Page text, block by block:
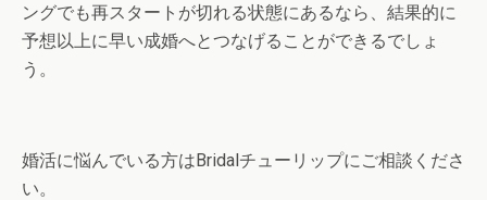
ングでも再スタートが切れる状態にあるなら、結果的に
予想以上に早い成婚へとつなげることができるでしょ
う。
婚活に悩んでいる方はBridalチューリップにご相談くださ
い。